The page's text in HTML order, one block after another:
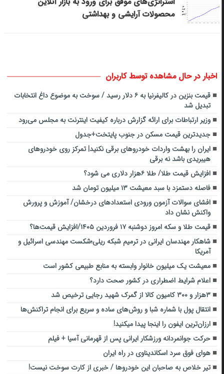
محصولات آرایشی و بهداشتی
اخبار در حال مشاهده توسط کاربران
قیمت بنزین در کالیفرنیا به ۶ دلار رسید / سوخت به موضوع داغ انتخابات
تبدیل شد
وزیر ارتباطات برای ارائه گزارش درباره کیفیت اینترنت به مجلس می‌رود
جدیدترین قیمت مسکن در جنوب پایتخت+جدول
ایران را بهشت واردات خودروهای برقی نکنید| تمرکز روی خودروهای
هیبریدی باشد نه برقی
افزایش قیمت طلا/ طلا ۶هزار دلاری می شود؟
فاصله دستمزد با سبد معیشت ۱۳ میلیون تومان شد
افشای سوالات آزمون ورودی استعدادهای درخشان/ آموزش و پرورش
واکنش نشان داد
قیمت طلا و سکه امروز دوشنبه ۱۷ فروردین ۱۴۰۵/افزایش قیمت‌ها؟
شاهکار مهندسان ایرانی در ترمیم شبکه ریلی؛شکست مهندسی اسرائیل‌ و
آمریکا
معیشت یک میلیون خانوار وابسته به منابع طبیعی کشور است
اعلام شرایط اضطراری در کشور صحت دارد؟
۳هزار و ۳۰۰ کامیون کالا از گمرک شهید رجایی ترخیص شد
انتقال پول با شماره شبا و روش‌های ساده و سریع برای انجام تراکنش‌ها
ارزان‌ترین ایفون را اینجا پیدا میکنید!
حرکت جوانمردانه ورزشکار ایرانی پس از قهرمانی آسیا + فیلم
هوای فوق سرد اسکاندیناوی در راه ایران
تیر خلاص به صاحبان این خودروها / خبری از کارت سوخت نیست!